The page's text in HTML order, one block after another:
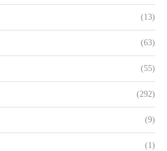
(13)
(63)
(55)
(292)
(9)
(1)